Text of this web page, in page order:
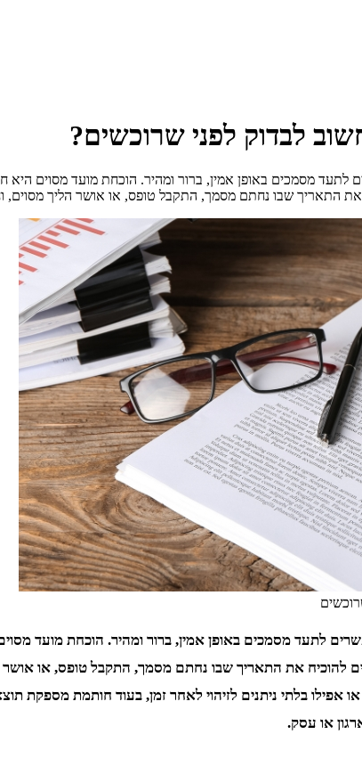
לבדוק לפני שרוכשים?
מסמכים באופן אמין, ברור ומהיר. הוכחת מועד מסוים היא
את התאריך שבו נחתם מסמך, התקבל טופס, או אושר הליך
לתעד מסמכים באופן אמין, ברור ומהיר. הוכחת מועד מסוים
להוכיח את התאריך שבו נחתם מסמך, התקבל טופס, או
אפילו בלתי ניתנים לזיהוי לאחר זמן, בעוד חותמת מספקת
או עסק.